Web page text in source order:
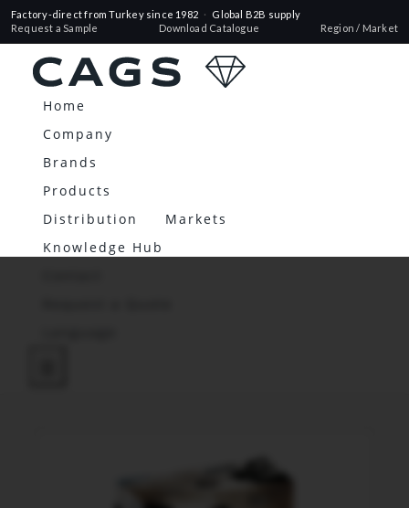
Factory-direct from Turkey since 1982 ·
Global B2B supply
Request a Sample
Download Catalogue Region / Market
Home
Company
Brands
Products
Distribution
Markets
Knowledge Hub